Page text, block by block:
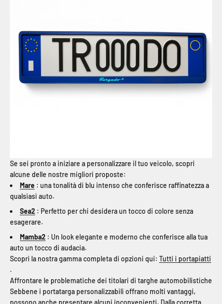
Se sei pronto a iniziare a personalizzare il tuo veicolo, scopri
alcune delle nostre migliori proposte:
Mare : una tonalità di blu intenso che conferisce raffinatezza a
qualsiasi auto.
Sea2 : Perfetto per chi desidera un tocco di colore senza
esagerare.
Mamba2 : Un look elegante e moderno che conferisce alla tua
auto un tocco di audacia.
Scopri la nostra gamma completa di opzioni qui: Tutti i portapiatti
.
Affrontare le problematiche dei titolari di targhe automobilistiche
Sebbene i portatarga personalizzabili offrano molti vantaggi,